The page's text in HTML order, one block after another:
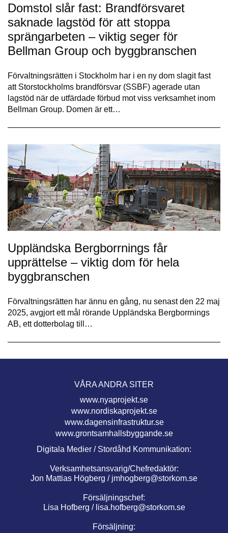
Domstol slår fast: Brandförsvaret
saknade lagstöd för att stoppa
sprängarbeten – viktig seger för
Bellman Group och byggbranschen
Förvaltningsrätten i Stockholm har i en ny dom slagit fast
att Storstockholms brandförsvar (SSBF) agerade utan
lagstöd när de utfärdade förbud mot viss verksamhet inom
Bellman Group. Domen är ett…
Uppländska Bergborrnings får
upprättelse – viktig dom för hela
byggbranschen
Förvaltningsrätten har ännu en gång, nu senast den 22 maj
2025, avgjort ett mål rörande Uppländska Bergborrnings
AB, ett dotterbolag till…
VÅRA ANDRA SITER
www.nyaprojekt.se
www.nordiskaprojekt.se
www.dagensinfrastruktur.se
www.grontsamhallsbyggande.se
Digitala Medier / Stordåhd Kommunikation:
Verksamhetsansvarig/Chefredaktör:
Jon Mattias Högberg / jmhogberg@storkom.se
Försäljningschef:
Lisa Hofberg / lisa.hofberg@storkom.se
Försäljning: